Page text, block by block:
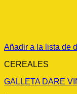
Añadir a la lista de
CEREALES
GALLETA DARE